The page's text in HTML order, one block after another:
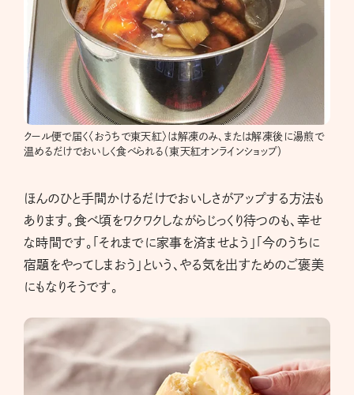
クール便で届く〈おうちで東天紅〉は解凍のみ、または解凍後に湯煎で
温めるだけでおいしく食べられる（東天紅オンラインショップ）
ほんのひと手間かけるだけでおいしさがアップする方法も
あります。食べ頃をワクワクしながらじっくり待つのも、幸せ
な時間です。「それまでに家事を済ませよう」「今のうちに
宿題をやってしまおう」という、やる気を出すためのご褒美
にもなりそうです。